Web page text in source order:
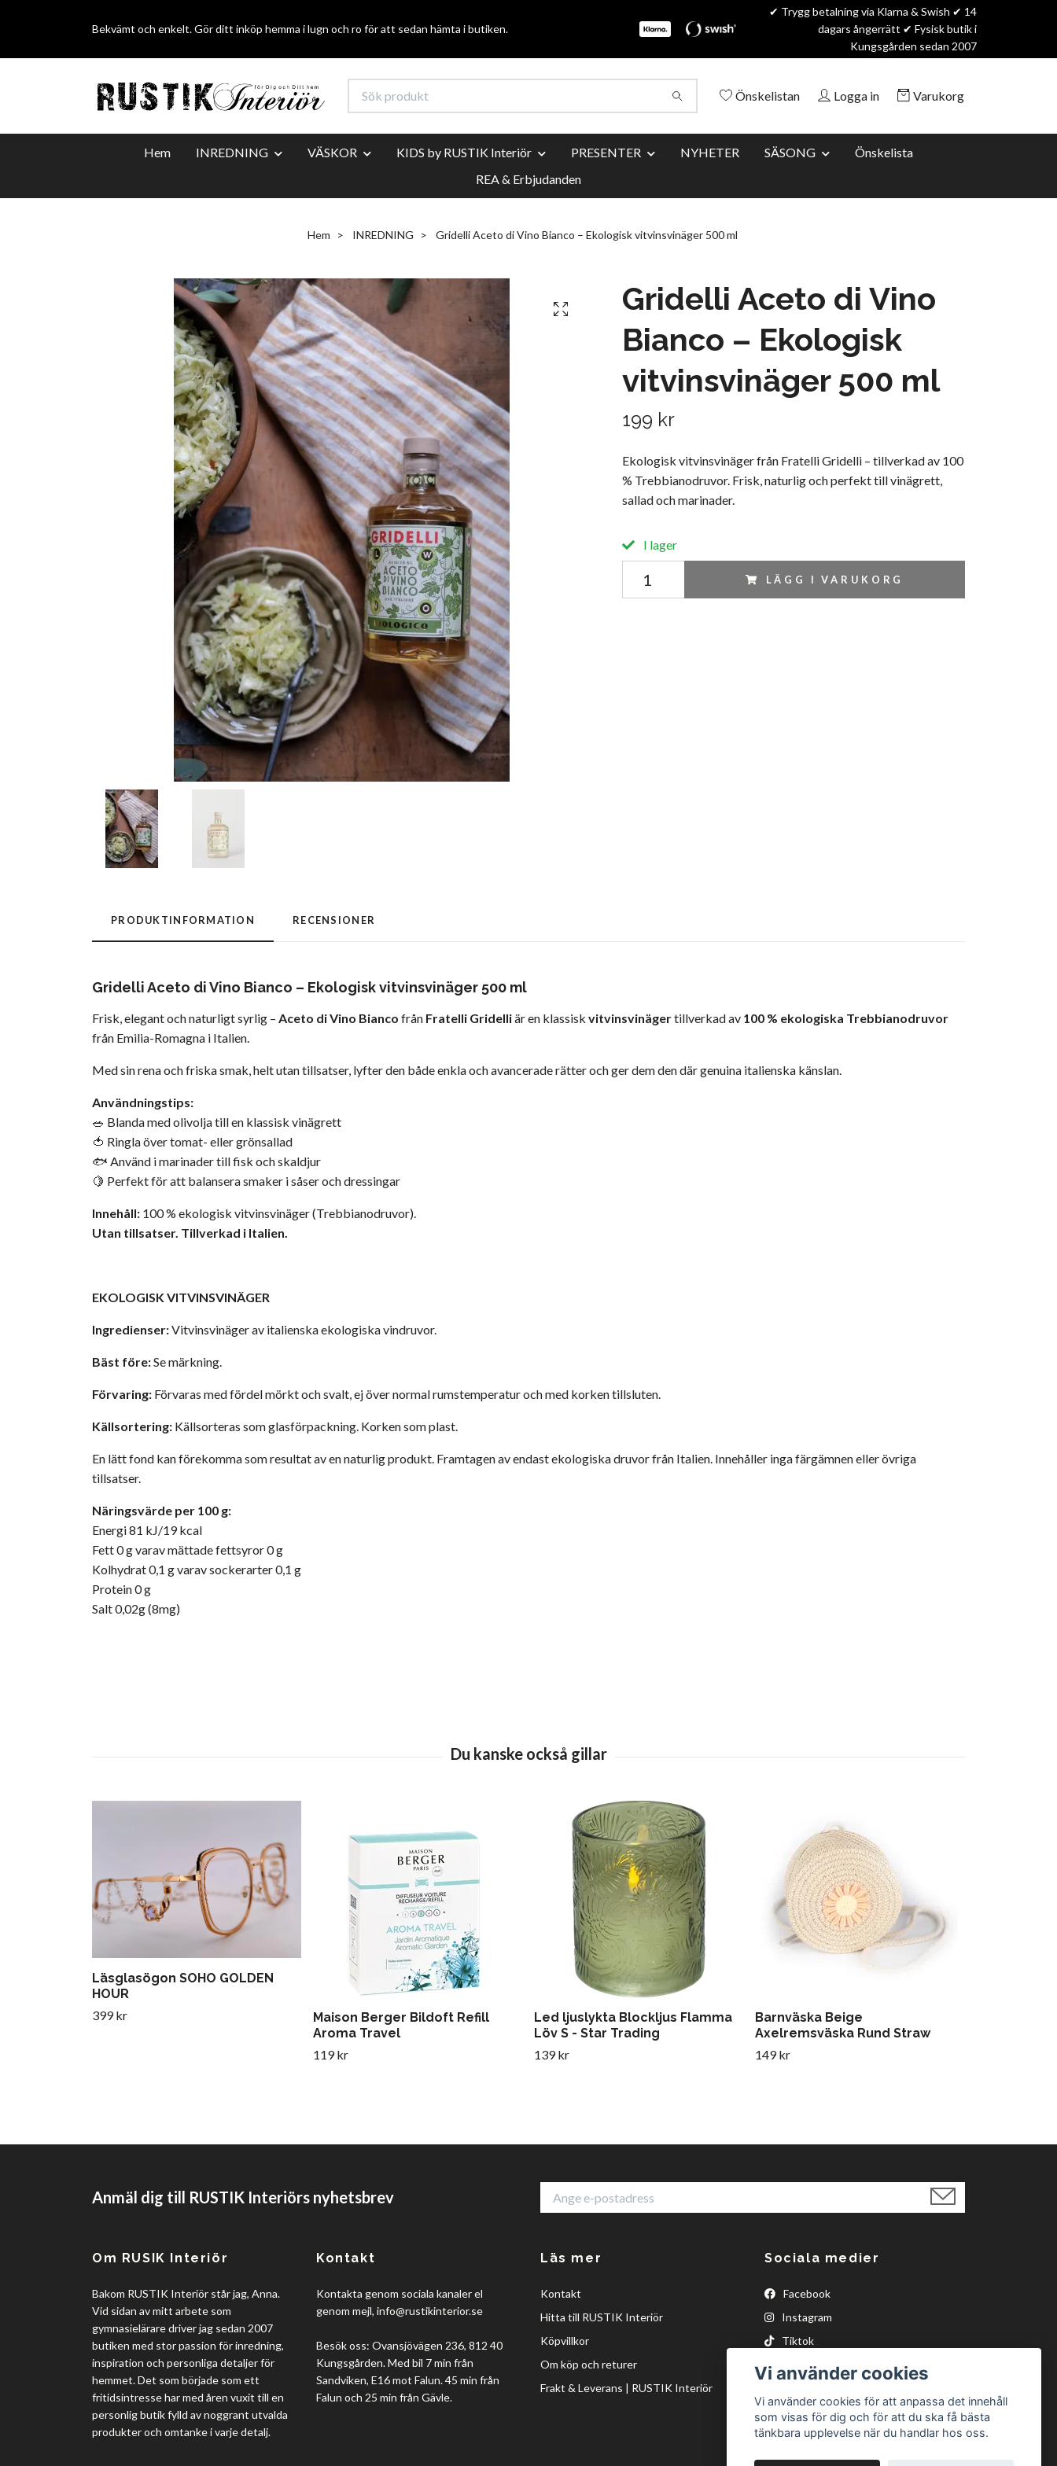
Bekvämt och enkelt. Gör ditt inköp hemma i lugn och ro för att sedan hämta i butiken.
✔ Trygg betalning via Klarna & Swish ✔ 14
dagars ångerrätt ✔ Fysisk butik i
Kungsgården sedan 2007
Önskelistan Logga in Varukorg
Hem INREDNING VÄSKOR KIDS by RUSTIK Interiör PRESENTER NYHETER SÄSONG
Önskelista
REA & Erbjudanden
Hem INREDNING Gridelli Aceto di Vino Bianco – Ekologisk vitvinsvinäger 500 ml
Gridelli Aceto di Vino
Bianco – Ekologisk
vitvinsvinäger 500 ml
199 kr
Ekologisk vitvinsvinäger från Fratelli Gridelli – tillverkad av 100
% Trebbianodruvor. Frisk, naturlig och perfekt till vinägrett,
sallad och marinader.
I lager
LÄGG I VARUKORG
PRODUKTINFORMATION RECENSIONER
Gridelli Aceto di Vino Bianco – Ekologisk vitvinsvinäger 500 ml
Frisk, elegant och naturligt syrlig – Aceto di Vino Bianco från Fratelli Gridelliär en klassisk vitvinsvinägertillverkad av 100 % ekologiska Trebbianodruvor
från Emilia-Romagna i Italien.
Med sin rena och friska smak, helt utan tillsatser, lyfter den både enkla och avancerade rätter och ger dem den där genuina italienska känslan.
Användningstips:
🥗 Blanda med olivolja till en klassisk vinägrett
🍅 Ringla över tomat- eller grönsallad
🐟 Använd i marinader till fisk och skaldjur
🍋 Perfekt för att balansera smaker i såser och dressingar
Innehåll: 100 % ekologisk vitvinsvinäger (Trebbianodruvor).
Utan tillsatser. Tillverkad i Italien.
EKOLOGISK VITVINSVINÄGER
Ingredienser:Vitvinsvinäger av italienska ekologiska vindruvor.
Bäst före:Se märkning.
Förvaring: Förvaras med fördel mörkt och svalt, ej över normal rumstemperatur och med korken tillsluten.
Källsortering: Källsorteras som glasförpackning. Korken som plast.
En lätt fond kan förekomma som resultat av en naturlig produkt. Framtagen av endast ekologiska druvor från Italien. Innehåller inga färgämnen eller övriga
tillsatser.
Näringsvärde per 100 g:
Energi 81 kJ/19 kcal
Fett 0 g varav mättade fettsyror 0 g
Kolhydrat 0,1 g varav sockerarter 0,1 g
Protein 0 g
Salt 0,02g (8mg)
Läsglasögon SOHO GOLDEN
HOUR
399 kr
Maison Berger Bildoft Refill
Aroma Travel
119 kr
Led ljuslykta Blockljus Flamma
Löv S - Star Trading
139 kr
Barnväska Beige
Axelremsväska Rund Straw
149 kr
Anmäl dig till RUSTIK Interiörs nyhetsbrev
Om RUSIK Interiör
Bakom RUSTIK Interiör står jag, Anna.
Vid sidan av mitt arbete som
gymnasielärare driver jag sedan 2007
butiken med stor passion för inredning,
inspiration och personliga detaljer för
hemmet. Det som började som ett
fritidsintresse har med åren vuxit till en
personlig butik fylld av noggrant utvalda
produkter och omtanke i varje detalj.
Kontakt
Kontakta genom sociala kanaler el
genom mejl, info@rustikinterior.se
Besök oss: Ovansjövägen 236, 812 40
Kungsgården. Med bil 7 min från
Sandviken, E16 mot Falun. 45 min från
Falun och 25 min från Gävle.
Läs mer
Kontakt
Hitta till RUSTIK Interiör
Köpvillkor
Om köp och returer
Frakt & Leverans | RUSTIK Interiör
Sociala medier
Facebook
Instagram
Tiktok
Vi använder cookies
Vi använder cookies för att anpassa det innehåll
som visas för dig och för att du ska få bästa
tänkbara upplevelse när du handlar hos oss.